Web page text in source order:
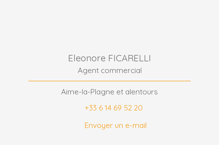
Eleonore FICARELLI
Agent commercial
Aime-la-Plagne et alentours
+33 6 14 69 52 20
Envoyer un e-mail